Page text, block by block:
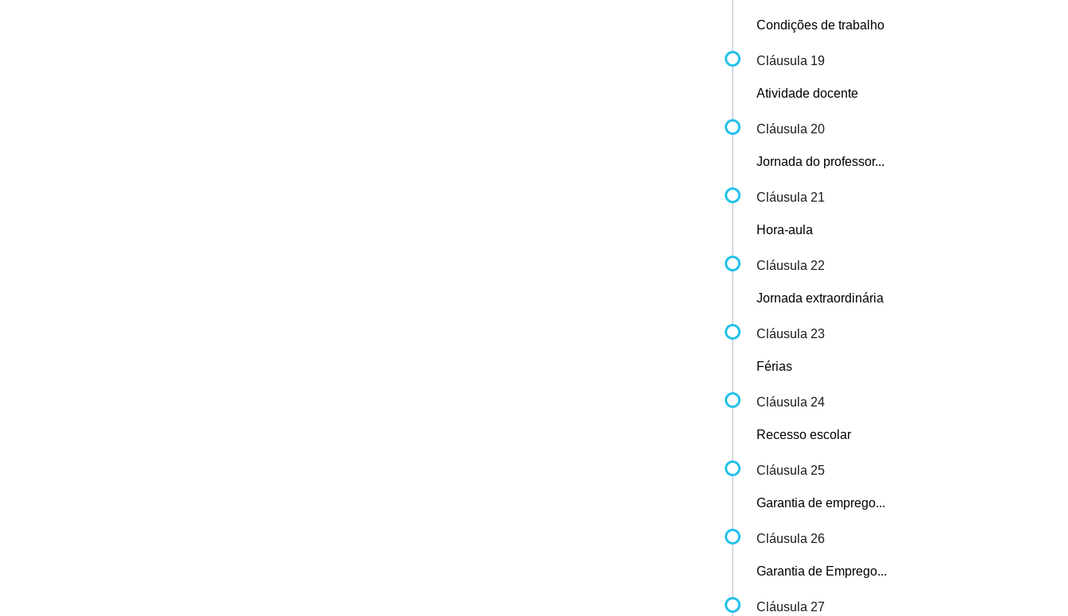
Condições de trabalho
Cláusula 19
Atividade docente
Cláusula 20
Jornada do professor...
Cláusula 21
Hora-aula
Cláusula 22
Jornada extraordinária
Cláusula 23
Férias
Cláusula 24
Recesso escolar
Cláusula 25
Garantia de emprego...
Cláusula 26
Garantia de Emprego...
Cláusula 27